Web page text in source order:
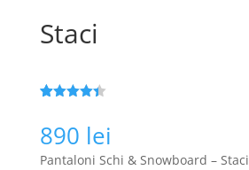
Staci
pe baza a
de evaluări
de la
890 lei
Pantaloni Schi & Snowboard – Staci